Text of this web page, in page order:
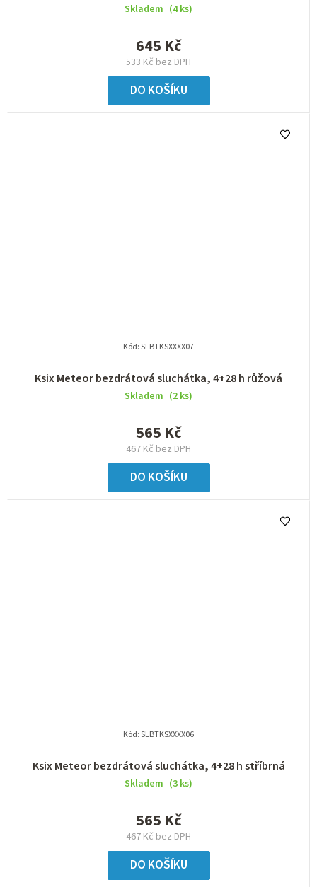
Skladem (4 ks)
533 Kč bez DPH
645 Kč
DO KOŠÍKU
Ksix Meteor bezdrátová sluchátka, 4+28 h růžová
Skladem (2 ks)
467 Kč bez DPH
565 Kč
DO KOŠÍKU
Kód:SLBTKSXXXX07
Ksix Meteor bezdrátová sluchátka, 4+28 h stříbrná
Skladem (3 ks)
467 Kč bez DPH
565 Kč
DO KOŠÍKU
Kód:SLBTKSXXXX06